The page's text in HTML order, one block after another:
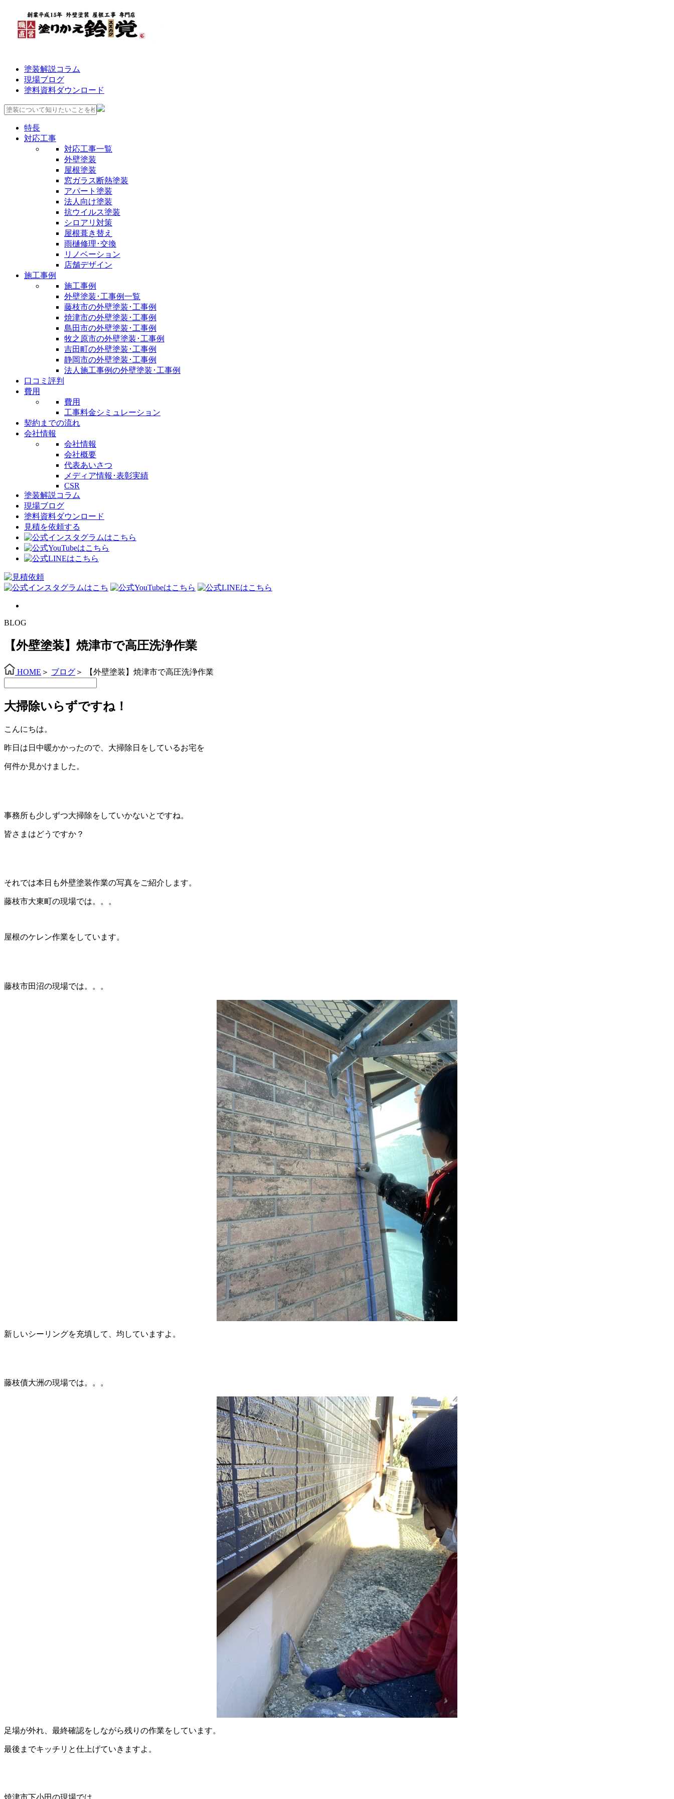
塗装解説コラム
現場ブログ
塗料資料ダウンロード
特長
対応工事
対応工事一覧
外壁塗装
屋根塗装
窓ガラス断熱塗装
アパート塗装
法人向け塗装
抗ウイルス塗装
シロアリ対策
屋根葺き替え
雨樋修理･交換
リノベーション
店舗デザイン
施工事例
施工事例
外壁塗装･工事例一覧
藤枝市の外壁塗装･工事例
焼津市の外壁塗装･工事例
島田市の外壁塗装･工事例
牧之原市の外壁塗装･工事例
吉田町の外壁塗装･工事例
静岡市の外壁塗装･工事例
法人施工事例の外壁塗装･工事例
口コミ評判
費用
費用
工事料金シミュレーション
契約までの流れ
会社情報
会社情報
会社概要
代表あいさつ
メディア情報･表彰実績
CSR
塗装解説コラム
現場ブログ
塗料資料ダウンロード
見積を依頼する
BLOG
【外壁塗装】焼津市で高圧洗浄作業
HOME ＞ ブログ ＞ 【外壁塗装】焼津市で高圧洗浄作業
大掃除いらずですね！
こんにちは。
昨日は日中暖かかったので、大掃除日をしているお宅を
何件か見かけました。
事務所も少しずつ大掃除をしていかないとですね。
皆さまはどうですか？
それでは本日も外壁塗装作業の写真をご紹介します。
藤枝市大東町の現場では。。。
屋根のケレン作業をしています。
藤枝市田沼の現場では。。。
新しいシーリングを充填して、均していますよ。
藤枝債大洲の現場では。。。
足場が外れ、最終確認をしながら残りの作業をしています。
最後までキッチリと仕上げていきますよ。
焼津市下小田の現場では。。。